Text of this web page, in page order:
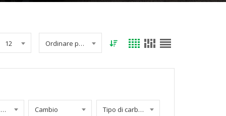
12 Ordinare per data
Chilometraggio Cambio Tipo di carburante